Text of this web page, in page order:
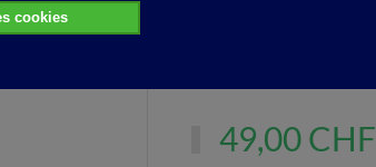
49,00 CHF